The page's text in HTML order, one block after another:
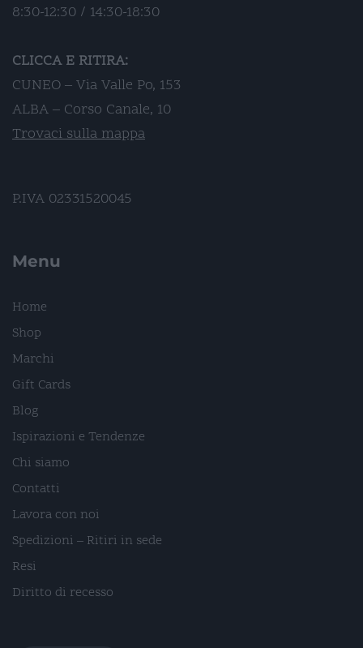
8:30-12:30 / 14:30-18:30
CLICCA E RITIRA:
CUNEO – Via Valle Po, 153
ALBA – Corso Canale, 10
Trovaci sulla mappa
P.IVA 02331520045
Menu
Home
Shop
Marchi
Gift Cards
Blog
Ispirazioni e Tendenze
Chi siamo
Contatti
Lavora con noi
Spedizioni – Ritiri in sede
Resi
Diritto di recesso